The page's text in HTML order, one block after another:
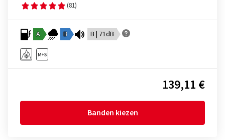
(81)
A B B | 71dB
139,11 €
Banden kiezen